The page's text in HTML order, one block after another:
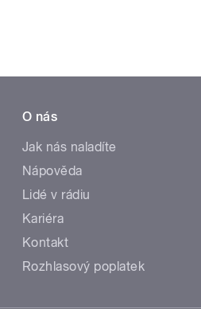
O nás
Jak nás naladíte
Nápověda
Lidé v rádiu
Kariéra
Kontakt
Rozhlasový poplatek